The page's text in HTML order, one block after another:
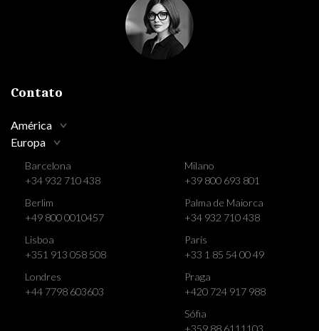
Contato
América
Europa
Barcelona
+34 932 710 438
Berlim
+49 800 0010457
Lisboa
+351 913 058 508
Londres
+44 7798 603603
Milano
+39 800 693 801
Palma de Maiorca
+34 932 710 438
París
+33 1 85 54 00 49
Praga
+420 724 917 988
Sófia
+359 88 6111103